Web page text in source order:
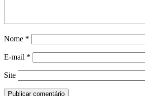
Nome *
E-mail *
Site